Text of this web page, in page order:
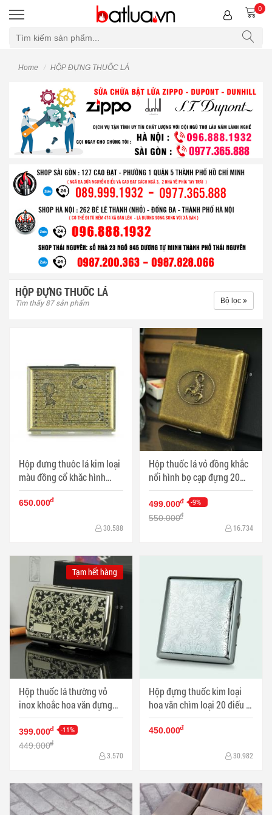
0
Home HỘP ĐỰNG THUỐC LÁ
HỘP ĐỰNG THUỐC LÁ
Tìm thấy 87 sản phẩm Bộ lọc
Hộp đưng thuôc lá kim loại
màu đồng cổ khăc hình
trung cổ loại 16 điếu - Mã
SP: HTL0041
650.000đ
30.588
Hộp thuốc lá vỏ đồng khắc
nổi hình bọ cạp đựng 20
điếu - Mã SP: HTL0037
499.000đ -9%
550.000đ
16.734
Hộp thuốc lá thường vỏ
inox khoắc hoa văn đựng
12 điếu - Mã SP: HTL0036
Tạm hết hàng
399.000đ -11%
449.000đ
3.570
Hộp đựng thuốc kim loại
hoa văn chìm loại 20 điếu -
Mã SP: HTL0043
450.000đ
30.982